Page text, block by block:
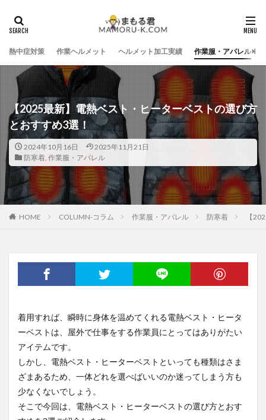
熱中症対策 作業ヘルメット ヘルメット加工実績 作業服・アパレル
【2025最新】電熱ベスト・ヒーターベストの選び方
とおすすめ3選！
2024年10月16日
2025年11月21日
防寒着, 作業服・アパレル
HOME COLUMN-コラム 作業服・アパレル 防寒着 【
着用すれば、瞬時に身体を温めてくれる電熱ベスト・ヒータ
ーベストは、屋外で仕事をする作業員にとってはありがたい
アイテムです。
しかし、電熱ベスト・ヒーターベストといっても種類はさま
ざまあるため、一体どれを選べばいいのか迷ってしまう方も
少なくないでしょう。
そこで今回は、電熱ベスト・ヒーターベストの選び方とおす